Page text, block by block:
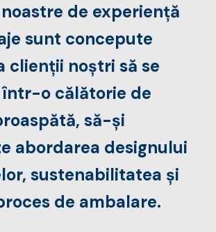
de experiență
sunt concepute
clienții noștri să se
într-o călătorie de
să-și
abordarea designului
sustenabilitatea și
de ambalare.